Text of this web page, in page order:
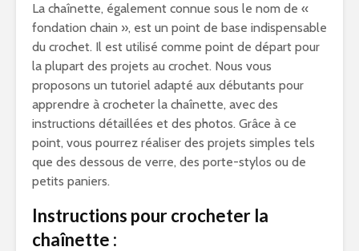
La chaînette, également connue sous le nom de «
fondation chain », est un point de base indispensable
du crochet. Il est utilisé comme point de départ pour
la plupart des projets au crochet. Nous vous
proposons un tutoriel adapté aux débutants pour
apprendre à crocheter la chaînette, avec des
instructions détaillées et des photos. Grâce à ce
point, vous pourrez réaliser des projets simples tels
que des dessous de verre, des porte-stylos ou de
petits paniers.
Instructions pour crocheter la
chaînette :